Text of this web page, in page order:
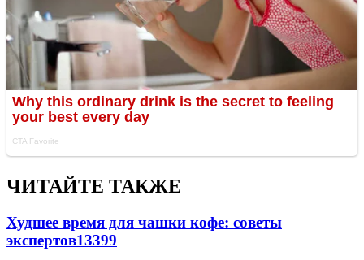
ЧИТАЙТЕ ТАКЖЕ
Худшее время для чашки кофе: советы
экспертов13399